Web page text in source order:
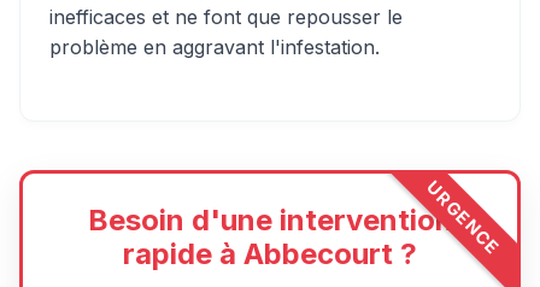
inefficaces et ne font que repousser le
problème en aggravant l'infestation.
URGENCE
Besoin d'une intervention
rapide à Abbecourt ?